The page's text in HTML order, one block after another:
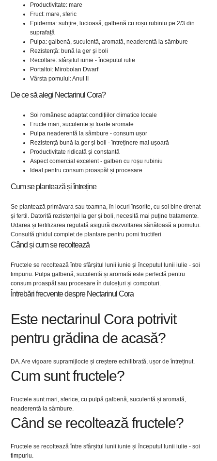
Productivitate: mare
Fruct: mare, sferic
Epiderma: subțire, lucioasă, galbenă cu roșu rubiniu pe 2/3 din
suprafață
Pulpa: galbenă, suculentă, aromată, neaderentă la sâmbure
Rezistență: bună la ger și boli
Recoltare: sfârșitul iunie - începutul iulie
Portaltoi: Mirobolan Dwarf
Vârsta pomului: Anul II
De ce să alegi Nectarinul Cora?
Soi românesc adaptat condițiilor climatice locale
Fructe mari, suculente și foarte aromate
Pulpa neaderentă la sâmbure - consum ușor
Rezistență bună la ger și boli - întreținere mai ușoară
Productivitate ridicată și constantă
Aspect comercial excelent - galben cu roșu rubiniu
Ideal pentru consum proaspăt și procesare
Cum se plantează și întreține
Se plantează primăvara sau toamna, în locuri însorite, cu sol bine drenat
și fertil. Datorită rezistenței la ger și boli, necesită mai puține tratamente.
Udarea și fertilizarea regulată asigură dezvoltarea sănătoasă a pomului.
Consultă ghidul complet de plantare pentru pomi fructiferi
Când și cum se recoltează
Fructele se recoltează între sfârșitul lunii iunie și începutul lunii iulie - soi
timpuriu. Pulpa galbenă, suculentă și aromată este perfectă pentru
consum proaspăt sau procesare în dulcețuri și compoturi.
Întrebări frecvente despre Nectarinul Cora
Este nectarinul Cora potrivit
pentru grădina de acasă?
DA. Are vigoare supramijlocie și creștere echilibrată, ușor de întreținut.
Cum sunt fructele?
Fructele sunt mari, sferice, cu pulpă galbenă, suculentă și aromată,
neaderentă la sâmbure.
Când se recoltează fructele?
Fructele se recoltează între sfârșitul lunii iunie și începutul lunii iulie - soi
timpuriu.